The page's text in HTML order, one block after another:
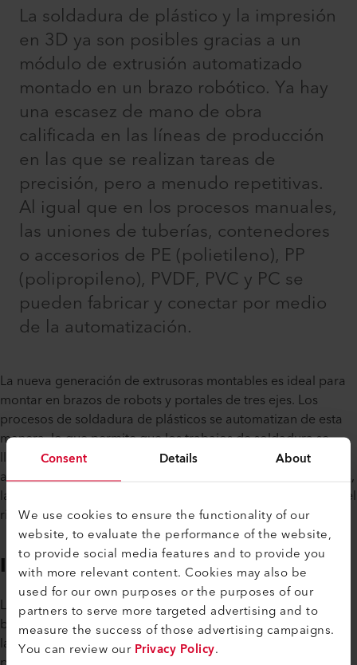
Consent Details About
We use cookies to ensure the functionality of our
website, to evaluate the performance of the website,
to provide social media features and to provide you
with more relevant content. Cookies may also be
used for our own purposes or the purposes of our
partners to serve more targeted advertising and to
measure the success of those advertising campaigns.
You can review ourPrivacy Policy.
La soldadura de plástico y la impresión
en 3D ya son posibles gracias a un
módulo de extrusión automatizado
montado en un brazo robótico. Ya hay
una escasez de mano de obra
calificada en las líneas de producción
en las que se realizan tareas de
precisión, pero a menudo repetitivas.
Al igual que en los procesos manuales,
las uniones de tuberías, contenedores
o accesorios de PE (polietileno), PP
(polipropileno), PVDF, PVC y PC se
pueden fabricar y conectar por medio
de la automatización.
La nueva generación de extrusoras montables es ideal para
montar en brazos de robots y portales de tres ejes. Los
procesos de soldadura de plásticos se automatizan de esta
manera, lo que permite que los trabajos de soldadura se
lleven a cabo de manera particularmente precisa y rápida, y
al mismo tiempo se reducen los costos de personal. Además,
las extrusoras montables se utilizan en industrias en las que el
riesgo para la salud de los seres humanos es mayor.
Impresión 3D
Los módulos de extrusión, destinados a ser montados en los
brazos de los robots, proporcionan nuevas posibilidades en
la impresión 3D. Además de la impresión vertical, ahora es